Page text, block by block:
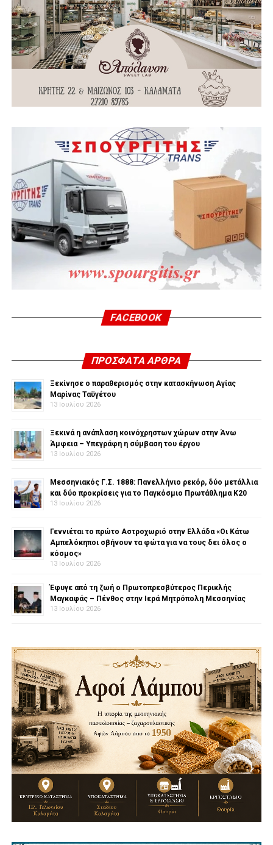
FACEBOOK
ΠΡΌΣΦΑΤΑ ΆΡΘΡΑ
Ξεκίνησε ο παραθερισμός στην κατασκήνωση Αγίας
Μαρίνας Ταϋγέτου
13 Ιουλίου 2026
Ξεκινά η ανάπλαση κοινόχρηστων χώρων στην Άνω
Άμφεια – Υπεγράφη η σύμβαση του έργου
13 Ιουλίου 2026
Μεσσηνιακός Γ.Σ. 1888: Πανελλήνιο ρεκόρ, δύο μετάλλια
και δύο προκρίσεις για το Παγκόσμιο Πρωτάθλημα Κ20
13 Ιουλίου 2026
Γεννιέται το πρώτο Αστροχωριό στην Ελλάδα «Οι Κάτω
Αμπελόκηποι σβήνουν τα φώτα για να τους δει όλος ο
κόσμος»
13 Ιουλίου 2026
Έφυγε από τη ζωή ο Πρωτοπρεσβύτερος Περικλής
Μαγκαφάς – Πένθος στην Ιερά Μητρόπολη Μεσσηνίας
13 Ιουλίου 2026